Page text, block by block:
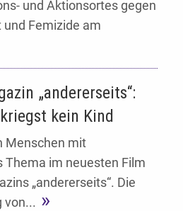
und Aktionsortes gegen
Femizide am
„andererseits“:
kein Kind
Menschen mit
Thema im neuesten Film
„andererseits“. Die
von...